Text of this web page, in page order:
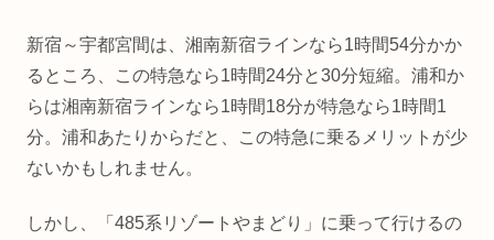
新宿～宇都宮間は、湘南新宿ラインなら1時間54分かか
るところ、この特急なら1時間24分と30分短縮。浦和か
らは湘南新宿ラインなら1時間18分が特急なら1時間1
分。浦和あたりからだと、この特急に乗るメリットが少
ないかもしれません。
しかし、「485系リゾートやまどり」に乗って行けるの